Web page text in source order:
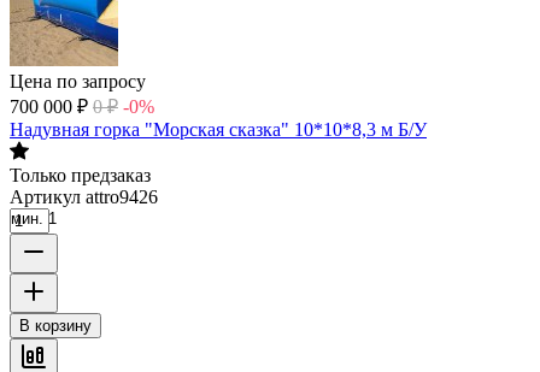
Цена по запросу
700 000 ₽ 0 ₽ -0%
Надувная горка "Морская сказка" 10*10*8,3 м Б/У
Только предзаказ
Артикул attro9426
мин. 1
В корзину